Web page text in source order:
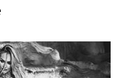
в стил Miami